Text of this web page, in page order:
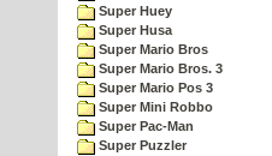
Super Huey
Super Husa
Super Mario Bros
Super Mario Bros. 3
Super Mario Pos 3
Super Mini Robbo
Super Pac-Man
Super Puzzler